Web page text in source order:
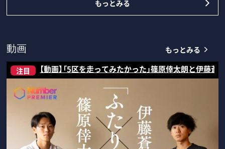
もっとみる
動画 もっとみる
注目 【動画】「5区を走ってみたかった」篠原倖太朗と伊藤